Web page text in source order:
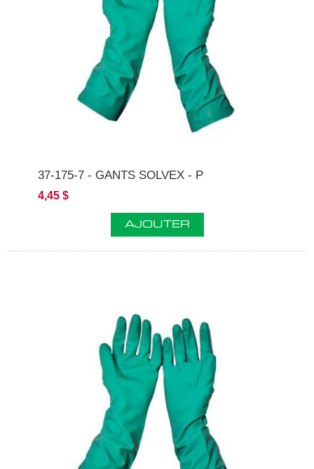
37-175-7 - GANTS SOLVEX - P
4,45 $
AJOUTER